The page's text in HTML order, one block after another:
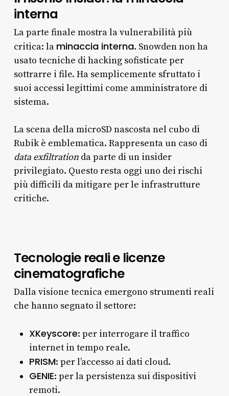
interna
La parte finale mostra la vulnerabilità più
critica: la minaccia interna. Snowden non ha
usato tecniche di hacking sofisticate per
sottrarre i file. Ha semplicemente sfruttato i
suoi accessi legittimi come amministratore di
sistema.
La scena della microSD nascosta nel cubo di
Rubik è emblematica. Rappresenta un caso di
data exfiltrationda parte di un insider
privilegiato. Questo resta oggi uno dei rischi
più difficili da mitigare per le infrastrutture
critiche.
Tecnologie reali e licenze
cinematografiche
Dalla visione tecnica emergono strumenti reali
che hanno segnato il settore:
XKeyscore: per interrogare il traffico
internet in tempo reale.
PRISM: per l’accesso ai dati cloud.
GENIE: per la persistenza sui dispositivi
remoti.